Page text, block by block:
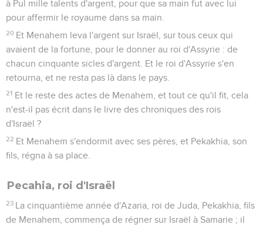
à Pul mille talents d'argent, pour que sa main fut avec lui
pour affermir le royaume dans sa main.
20 Et Menahem leva l'argent sur Israël, sur tous ceux qui
avaient de la fortune, pour le donner au roi d'Assyrie : de
chacun cinquante sicles d'argent. Et le roi d'Assyrie s'en
retourna, et ne resta pas là dans le pays.
21 Et le reste des actes de Menahem, et tout ce qu'il fit, cela
n'est-il pas écrit dans le livre des chroniques des rois
d'Israël ?
22 Et Menahem s'endormit avec ses pères, et Pekakhia, son
fils, régna à sa place.
Pecahia, roi d'Israël
23 La cinquantième année d'Azaria, roi de Juda, Pekakhia, fils
de Menahem, commença de régner sur Israël à Samarie ; il